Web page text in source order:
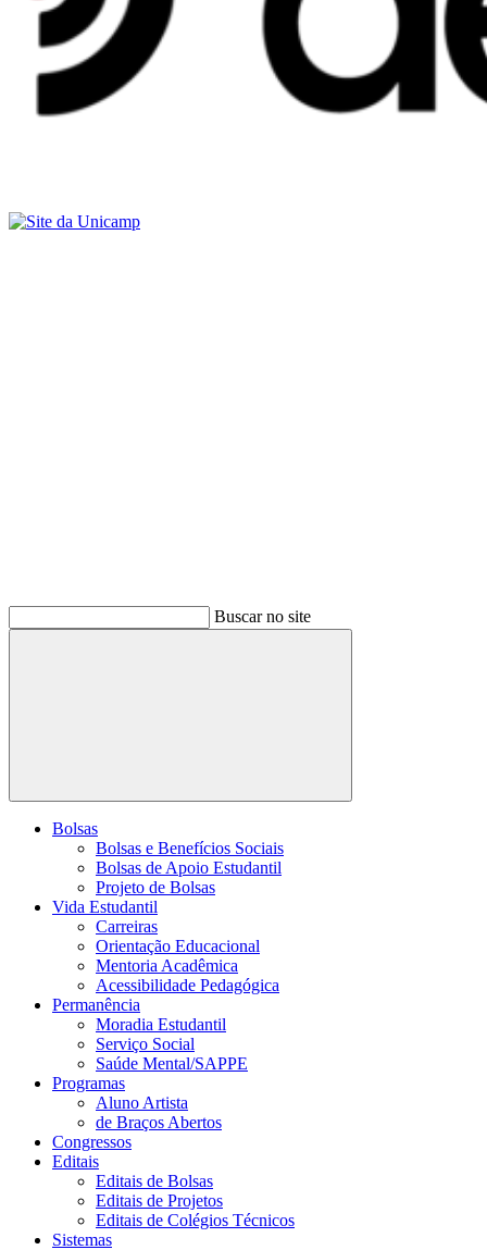
Buscar no site
Buscar
Bolsas
Bolsas e Benefícios Sociais
Bolsas de Apoio Estudantil
Projeto de Bolsas
Vida Estudantil
Carreiras
Orientação Educacional
Mentoria Acadêmica
Acessibilidade Pedagógica
Permanência
Moradia Estudantil
Serviço Social
Saúde Mental/SAPPE
Programas
Aluno Artista
de Braços Abertos
Congressos
Editais
Editais de Bolsas
Editais de Projetos
Editais de Colégios Técnicos
Sistemas